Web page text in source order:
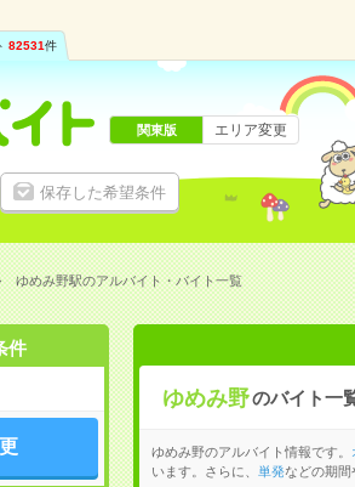
82531件
保存した希望条件
関東版 エリア変更
ゆめみ野駅のアルバイト・バイト一覧
件
ゆめみ野のバイト一
ゆめみ野のアルバイト情報です。
います。さらに、
単発などの期間